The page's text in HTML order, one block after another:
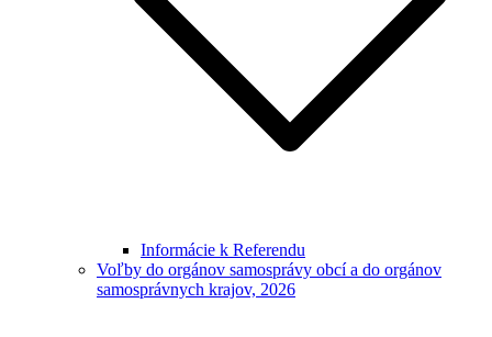
Informácie k Referendu
Voľby do orgánov samosprávy obcí a do orgánov
samosprávnych krajov, 2026